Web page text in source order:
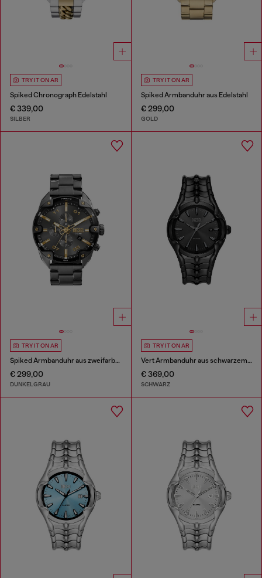
TRY IT ON AR
Spiked Chronograph Edelstahl
€ 339,00
SILBER
TRY IT ON AR
Spiked Armbanduhr aus Edelstahl
€ 299,00
GOLD
TRY IT ON AR
Spiked Armbanduhr aus zweifarbigem Edelstahl
€ 299,00
DUNKELGRAU
TRY IT ON AR
Vert Armbanduhr aus schwarzem Edelstahl
€ 369,00
SCHWARZ